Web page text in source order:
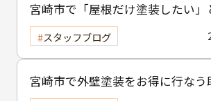
宮崎市で「屋根だけ塗装したい」
えの方へ｜小工事・雨樋交換だけ
歓迎！
スタッフブログ
宮崎市で外壁塗装をお得に行なう